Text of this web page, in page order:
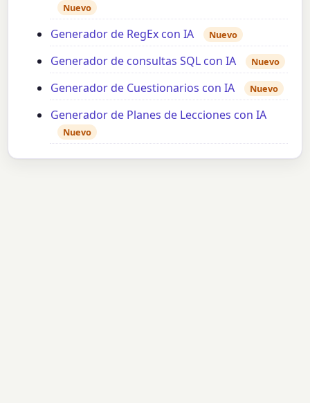
Nuevo
Generador de RegEx con IA Nuevo
Generador de consultas SQL con IA Nuevo
Generador de Cuestionarios con IA Nuevo
Generador de Planes de Lecciones con IA
Nuevo